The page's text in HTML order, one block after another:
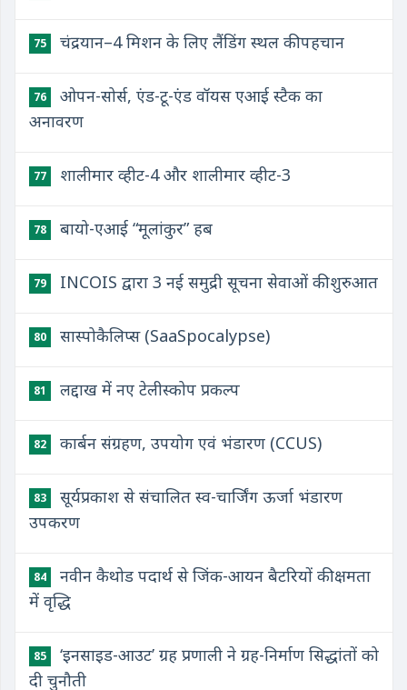
75 चंद्रयान–4 मिशन के लिए लैंडिंग स्थल की पहचान
76
ओपन-सोर्स, एंड-टू-एंड वॉयस एआई स्टैक का
अनावरण
77 शालीमार व्हीट-4 और शालीमार व्हीट-3
78 बायो-एआई “मूलांकुर” हब
79 INCOIS द्वारा 3 नई समुद्री सूचना सेवाओं की शुरुआत
80 सास्पोकैलिप्स (SaaSpocalypse)
81 लद्दाख में नए टेलीस्कोप प्रकल्प
82 कार्बन संग्रहण, उपयोग एवं भंडारण (CCUS)
83
सूर्यप्रकाश से संचालित स्व-चार्जिंग ऊर्जा भंडारण
उपकरण
84
नवीन कैथोड पदार्थ से जिंक-आयन बैटरियों की क्षमता
में वृद्धि
85
‘इनसाइड-आउट’ ग्रह प्रणाली ने ग्रह-निर्माण सिद्धांतों को
दी चुनौती